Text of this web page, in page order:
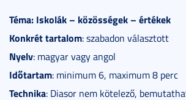
Téma: Iskolák – közösségek – értékek
Konkrét tartalom: szabadon választott
Nyelv: magyar vagy angol
Időtartam: minimum 6, maximum 8 perc
Technika: Diasor nem kötelező,